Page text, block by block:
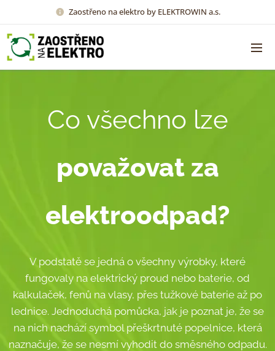
Zaostřeno na elektro by ELEKTROWIN a.s.
Co všechno lze
považovat za
elektroodpad?
V podstatě se jedná o všechny výrobky, které
fungovaly na elektrický proud nebo baterie, od
kalkulaček, fenů na vlasy, přes tužkové baterie až po
lednice. Jednoduchá pomůcka, jak je poznat je, že se
na nich nachází symbol přeškrtnuté popelnice, která
naznačuje, že se nesmí vyhodit do směsného odpadu.